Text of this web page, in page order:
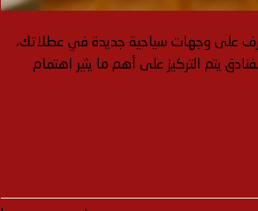
على وجهات سياحية جديدة في عطلاتك،
يتم التركيز على أهم ما يثير اهتمام